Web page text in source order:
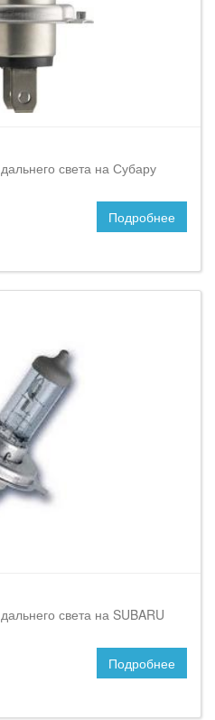
света на Субару
Подробнее
света на SUBARU
Подробнее